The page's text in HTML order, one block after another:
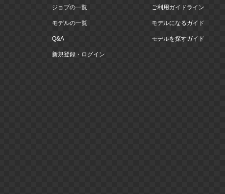
ジョブの一覧
モデルの一覧
Q&A
新規登録・ログイン
ご利用ガイドライン
モデルになるガイド
モデルを探すガイド